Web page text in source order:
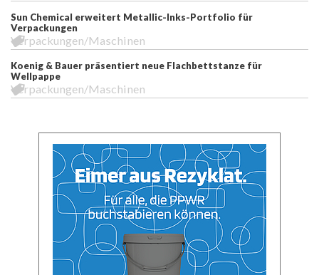
Sun Chemical erweitert Metallic-Inks-Portfolio für
Verpackungen
Verpackungen/Maschinen
Koenig & Bauer präsentiert neue Flachbettstanze für
Wellpappe
Verpackungen/Maschinen